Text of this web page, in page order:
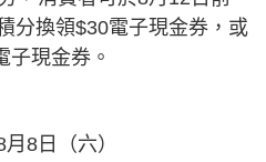
分換領$30電子現金券，或
子現金券。
8日（六）